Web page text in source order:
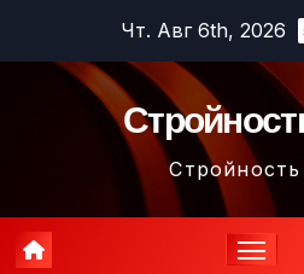
содержимому
Чт. Авг 6th, 2026
Стройность